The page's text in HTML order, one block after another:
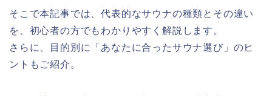
そこで本記事では、代表的なサウナの種類とその違い
を、初心者の方でもわかりやすく解説します。
さらに、目的別に「あなたに合ったサウナ選び」のヒ
ントもご紹介。